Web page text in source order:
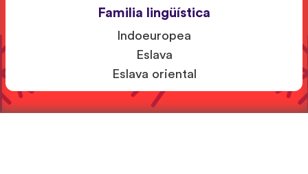
Familia lingüística
Indoeuropea
Eslava
Eslava oriental